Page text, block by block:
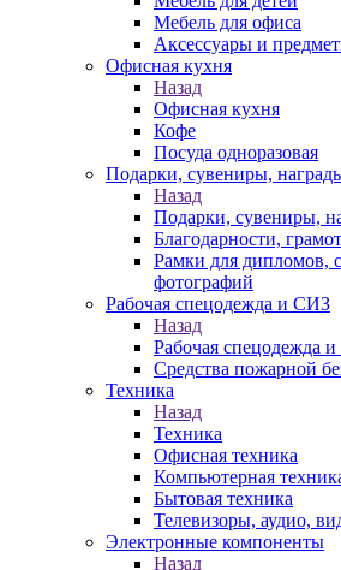
Мебель для офиса
Аксессуары и
Офисная кухня
Назад
Офисная кухня
Кофе
Посуда одноразовая
Подарки, сувениры,
Назад
Подарки, сувениры,
Благодарности,
Рамки для дипломов,
фотографий
Рабочая спецодежда и СИЗ
Назад
Рабочая спецодежда
Средства пожарной
Техника
Назад
Техника
Офисная техника
Компьютерная
Бытовая техника
Телевизоры, аудио,
Электронные компоненты
Назад